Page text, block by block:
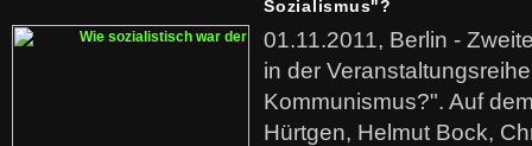
Sozialismus"?
01.11.2011, Berlin -
in der
Kommunismus?". Auf
Hürtgen, Helmut Bock,